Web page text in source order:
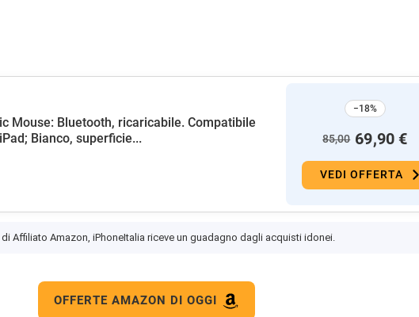
Mouse: Bluetooth, ricaricabile. Compatibile
Bianco, superficie...
−18%
85,00 69,90 €
VEDI OFFERTA
Affiliato Amazon, iPhoneItalia riceve un guadagno dagli acquisti idonei.
OFFERTE AMAZON DI OGGI